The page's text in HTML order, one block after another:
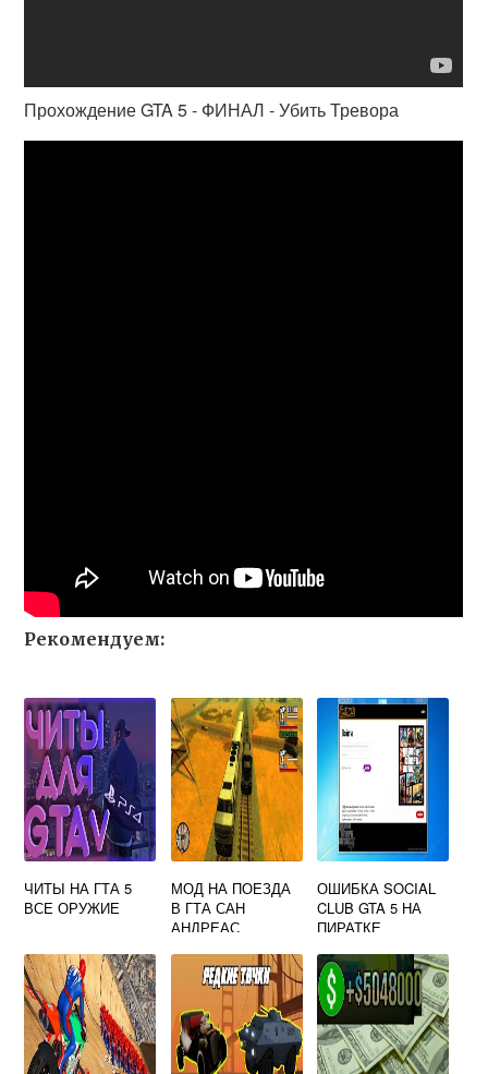
Прохождение GTA 5 - ФИНАЛ - Убить Тревора
Рекомендуем:
ЧИТЫ НА ГТА 5
ВСЕ ОРУЖИЕ
МОД НА ПОЕЗДА
В ГТА САН
АНДРЕАС
ОШИБКА SOCIAL
CLUB GTA 5 НА
ПИРАТКЕ